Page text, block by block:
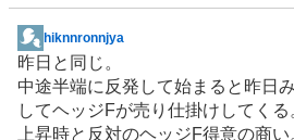
掲
示
板
記
hiknnronnjya
昨日と同じ。
中途半端に反発して始まると昨日
してヘッジFが売り仕掛けしてくる
上昇時と反対のヘッジF得意の商い